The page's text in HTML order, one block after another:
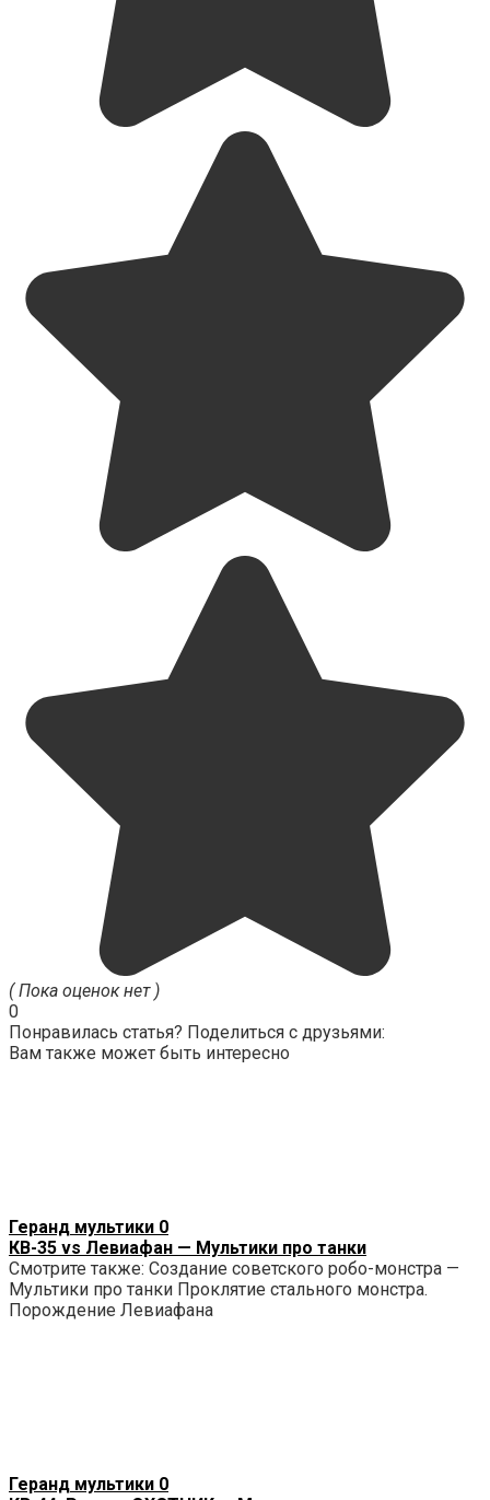
( Пока оценок нет )
0
Понравилась статья? Поделиться с друзьями:
Вам также может быть интересно
Геранд мультики 0
КВ-35 vs Левиафан — Мультики про танки
Смотрите также: Создание советского робо-монстра —
Мультики про танки Проклятие стального монстра.
Порождение Левиафана
Геранд мультики 0